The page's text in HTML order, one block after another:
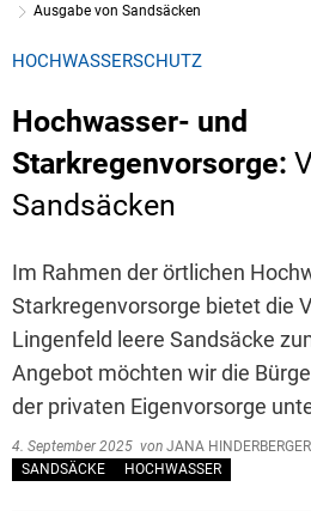
Ausgabe von Sandsäcken
HOCHWASSERSCHUTZ
Hochwasser- und
Starkregenvorsorge:
Sandsäcken
Im Rahmen der örtlichen
Starkregenvorsorge bietet die
Lingenfeld leere Sandsäcke
Angebot möchten wir die
der privaten Eigenvorsorge
4. September 2025 von JANA HINDERBERGER
SANDSÄCKE
HOCHWASSER